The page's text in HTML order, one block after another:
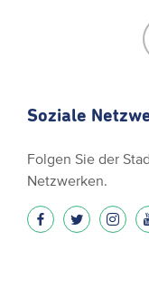
Soziale
Folgen Sie der
Netzwerken.